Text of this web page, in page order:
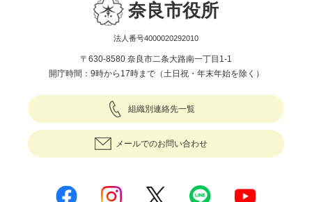
奈良市役所
法人番号4000020292010
〒630-8580 奈良市二条大路南一丁目1-1
開庁時間：9時から17時まで（土日祝・年末年始を除く）
組織別連絡先一覧
メールでのお問い合わせ